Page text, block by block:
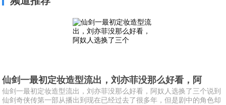
仙剑一最初定妆造型流出，刘亦菲没那么好看，阿
仙剑一最初定妆造型流出，刘亦菲没那么好看，阿奴人选换了三个说到
仙剑奇侠传第一部从播出到现在已经过去了很多年，但是剧中的角色却